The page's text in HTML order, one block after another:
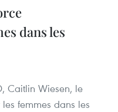
dans les
Caitlin Wiesen, le
femmes dans les